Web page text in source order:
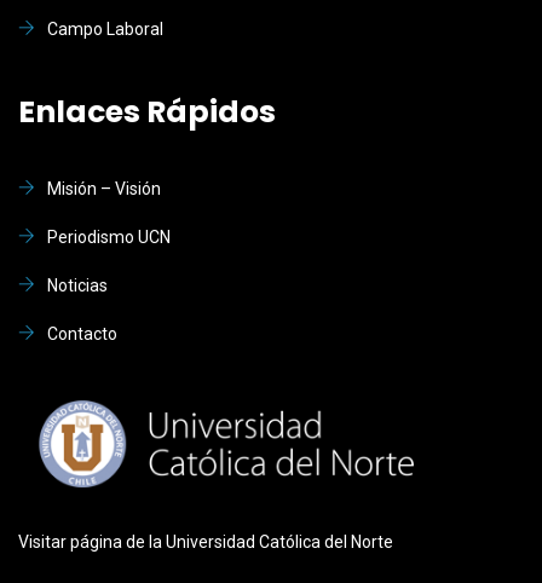
Campo Laboral
Enlaces Rápidos
Misión – Visión
Periodismo UCN
Noticias
Contacto
Visitar página de la Universidad Católica del Norte